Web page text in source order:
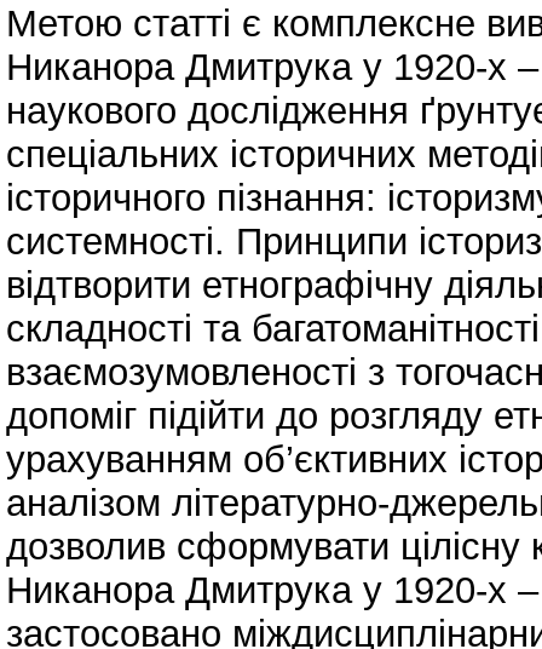
Метою статті є комплексне
Никанора Дмитрука у 1920-х –
наукового дослідження
спеціальних історичних
історичного пізнання:
системності. Принципи
відтворити етнографічну
складності та
взаємозумовленості з
допоміг підійти до розгляду
урахуванням об’єктивних
аналізом літературно-
дозволив сформувати цілісну
Никанора Дмитрука у 1920-х –
застосовано